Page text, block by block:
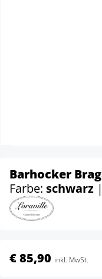
Barhocker
Farbe: schwarz
€ 85,90 inkl. MwSt.